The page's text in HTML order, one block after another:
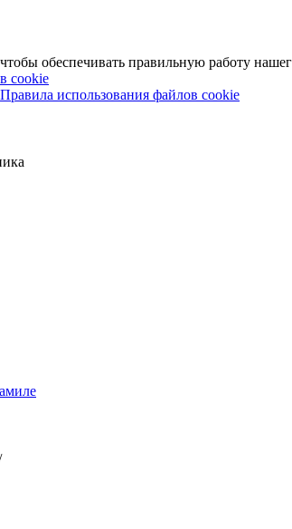
обеспечивать правильную работу
cookie
Правила использования файлов cookie